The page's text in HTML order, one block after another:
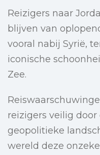
Reizigers naar
blijven van
vooral nabij Syrië,
iconische
Zee.
reizigers veilig
geopolitieke
wereld deze